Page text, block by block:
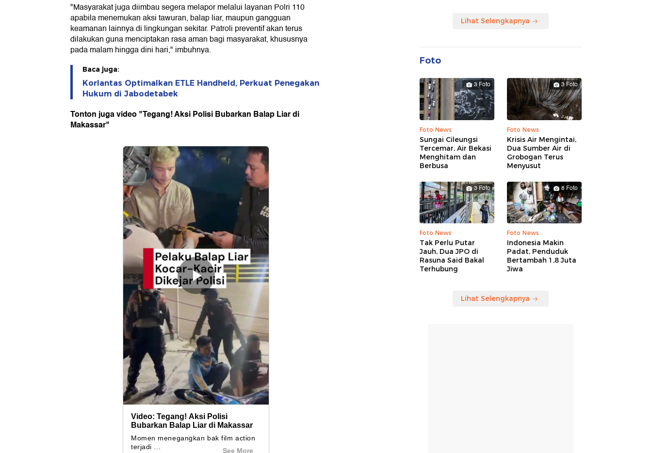
"Masyarakat juga diimbau segera melapor melalui layanan Polri 110
apabila menemukan aksi tawuran, balap liar, maupun gangguan
keamanan lainnya di lingkungan sekitar. Patroli preventif akan terus
dilakukan guna menciptakan rasa aman bagi masyarakat, khususnya
pada malam hingga dini hari," imbuhnya.
Baca juga:
Korlantas Optimalkan ETLE Handheld, Perkuat Penegakan
Hukum di Jabodetabek
Tonton juga video "Tegang! Aksi Polisi Bubarkan Balap Liar di
Makassar"
Lihat Selengkapnya
Foto
3 Foto
Foto News
Sungai Cileungsi
Tercemar, Air Bekasi
Menghitam dan
Berbusa
3 Foto
Foto News
Krisis Air Mengintai,
Dua Sumber Air di
Grobogan Terus
Menyusut
3 Foto
Foto News
Tak Perlu Putar
Jauh, Dua JPO di
Rasuna Said Bakal
Terhubung
8 Foto
Foto News
Indonesia Makin
Padat, Penduduk
Bertambah 1,8 Juta
Jiwa
Lihat Selengkapnya